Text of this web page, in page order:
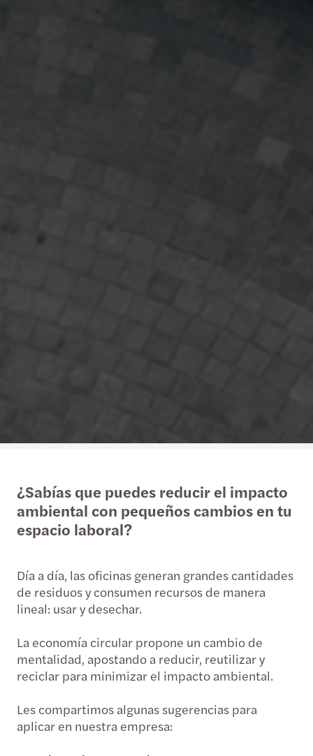
¿Sabías que puedes reducir el impacto
ambiental con pequeños cambios en tu
espacio laboral?
Día a día, las oficinas generan grandes cantidades
de residuos y consumen recursos de manera
lineal: usar y desechar.
La economía circular propone un cambio de
mentalidad, apostando a reducir, reutilizar y
reciclar para minimizar el impacto ambiental.
Les compartimos algunas sugerencias para
aplicar en nuestra empresa: